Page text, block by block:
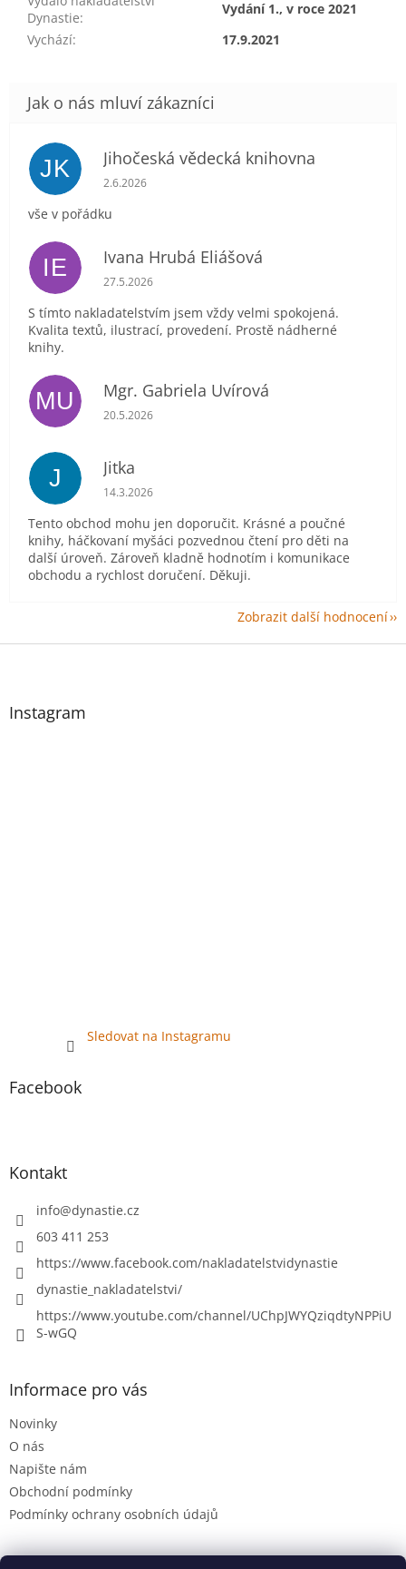
Dynastie:
Vydání 1., v roce 2021
Vychází: 17.9.2021
JK Jihočeská vědecká knihovna
Hodnocení obchodu je 5 z 5 hvězdiček.
2.6.2026
vše v pořádku
IE Ivana Hrubá Eliášová
Hodnocení obchodu je 5 z 5 hvězdiček.
27.5.2026
S tímto nakladatelstvím jsem vždy velmi spokojená.
Kvalita textů, ilustrací, provedení. Prostě nádherné
knihy.
MU Mgr. Gabriela Uvírová
Hodnocení obchodu je 5 z 5 hvězdiček.
20.5.2026
J Jitka
Hodnocení obchodu je 5 z 5 hvězdiček.
14.3.2026
Tento obchod mohu jen doporučit. Krásné a poučné
knihy, háčkovaní myšáci pozvednou čtení pro děti na
další úroveň. Zároveň kladně hodnotím i komunikace
obchodu a rychlost doručení. Děkuji.
Zobrazit další hodnocení
Z
Instagram
Sledovat na Instagramu
Facebook
Kontakt
info@dynastie.cz
603 411 253
https://www.facebook.com/nakladatelstvidynastie
dynastie_nakladatelstvi/
https://www.youtube.com/channel/UChpJWYQziqdtyNPPiU
S-wGQ
Informace pro vás
Novinky
O nás
Napište nám
Obchodní podmínky
Podmínky ochrany osobních údajů